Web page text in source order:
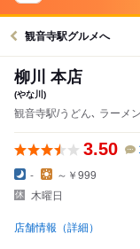
観音寺駅グルメへ
柳川 本店
(やな川)
観音寺駅/うどん､ ラーメン
3.50
-
～￥999
木曜日
店舗情報（詳細）